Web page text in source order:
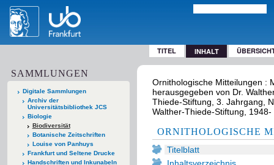
TITEL INHALT
SAMMLUNGEN
Digitale Sammlungen
Archiv der
Universitätsbibliothek JCS
Biologie
Biodiversität
Botanische Zeitschriften
Louise von Panhuys
Frankfurt und Seltene Drucke
Handschriften und Inkunabeln
Ornithologische Mitteilungen :
herausgegeben von Dr.
Thiede-Stiftung, 3. Jahrgang,
Walther-Thiede-Stiftung,
ORNITHOLOGISCHE
Titelblatt
Inhaltsverzeichnis